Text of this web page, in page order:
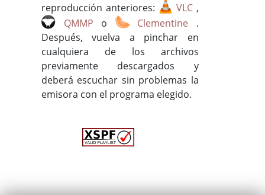
reproducción anteriores:
VLC ,
QMMP o Clementine .
Después, vuelva a pinchar en
cualquiera de los archivos
previamente descargados y
deberá escuchar sin problemas la
emisora con el programa elegido.